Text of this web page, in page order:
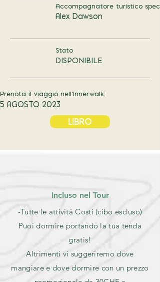
Accompagnatore turistico
Alex Dawson
Stato
DISPONIBILE
Prenota il viaggio nell'Innerwalk:
5 AGOSTO 2023
LIBRO
Incluso nel Tour
-Tutte le attività Costi (cibo escluso)
Puoi dormire portando la tua tenda
gratis!
Altrimenti vi suggeriremo dove
mangiare e dove dormire con un prezzo